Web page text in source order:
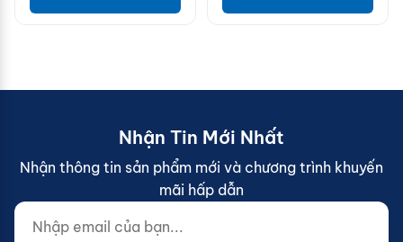
Nhận Tin Mới Nhất
Nhận thông tin sản phẩm mới và chương trình khuyến
mãi hấp dẫn
Nhập email của bạn...
Website (do not fill)